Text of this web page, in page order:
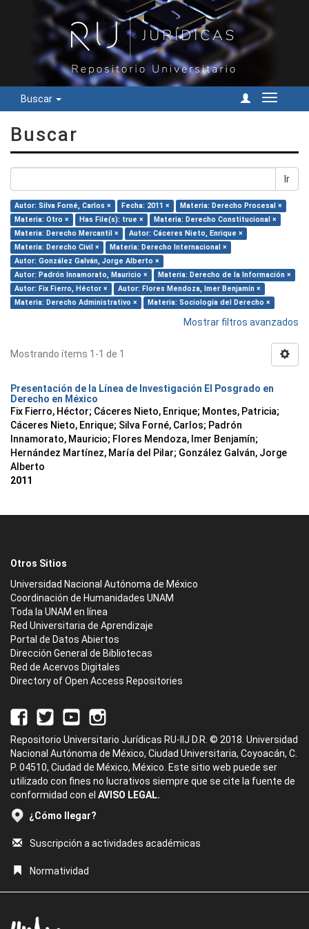
Buscar
Cambiar
Buscar
Ir
Autor: Silva Forné, Carlos × Fecha: 2011 ×
Materia: Derecho Procesal ×
Materia: Otro ×
Has File(s): true ×
Materia: Derecho Constitucional ×
Materia: Derecho Mercantil ×
Autor: Cáceres Nieto, Enrique ×
Materia: Derecho Civil ×
Materia: Derecho Internacional ×
Autor: González Galván, Jorge Alberto ×
Autor: Padrón Innamorato, Mauricio ×
Materia: Derecho de la Información ×
Autor: Fix Fierro, Héctor ×
Autor: Flores Mendoza, Imer Benjamín ×
Materia: Derecho Administrativo ×
Materia: Sociología del Derecho ×
Mostrar filtros avanzados
Mostrando ítems 1-1 de 1
Presentación de la Línea de Investigación El Posgrado en
Derecho en México
Fix Fierro, Héctor; Cáceres Nieto, Enrique; Montes, Patricia;
Cáceres Nieto, Enrique; Silva Forné, Carlos; Padrón
Innamorato, Mauricio; Flores Mendoza, Imer Benjamín;
Hernández Martínez, María del Pilar; González Galván, Jorge
Alberto
2011
Otros Sitios
Universidad Nacional Autónoma de México
Coordinación de Humanidades UNAM
Toda la UNAM en línea
Red Universitaria de Aprendizaje
Portal de Datos Abiertos
Dirección General de Bibliotecas
Red de Acervos Digitales
Directory of Open Access Repositories
Repositorio Universitario Jurídicas RU-IIJ D.R. © 2018. Universidad
Nacional Autónoma de México, Ciudad Universitaria, Coyoacán, C.
P. 04510, Ciudad de México, México. Este sitio web puede ser
utilizado con fines no lucrativos siempre que se cite la fuente de
conformidad con el AVISO LEGAL.
¿Cómo llegar?
Suscripción a actividades académicas
Normatividad